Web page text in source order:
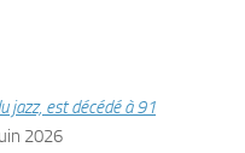
jazz, est décédé à 91
2026